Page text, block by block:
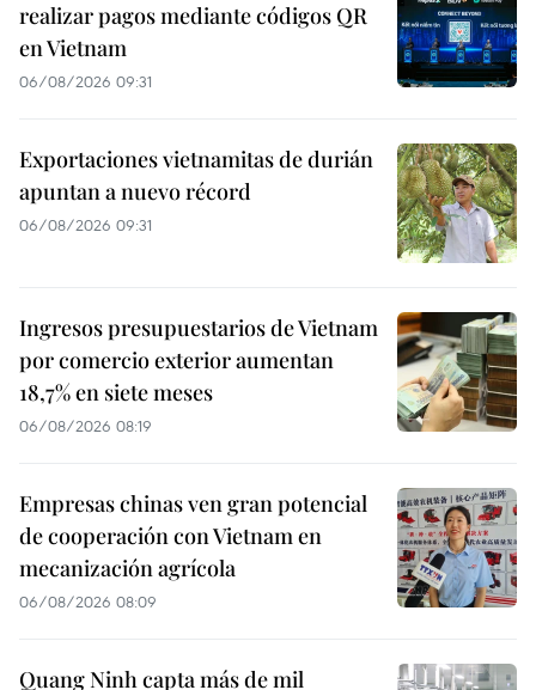
realizar pagos mediante códigos QR
en Vietnam
06/08/2026 09:31
Exportaciones vietnamitas de durián
apuntan a nuevo récord
06/08/2026 09:31
Ingresos presupuestarios de Vietnam
por comercio exterior aumentan
18,7% en siete meses
06/08/2026 08:19
Empresas chinas ven gran potencial
de cooperación con Vietnam en
mecanización agrícola
06/08/2026 08:09
Quang Ninh capta más de mil